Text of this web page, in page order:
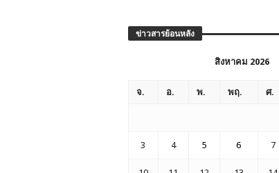
ข่าวสารย้อนหลัง
สิงหาคม 2026
จ. อ. พ. พฤ. ศ.
3 4 5 6 7